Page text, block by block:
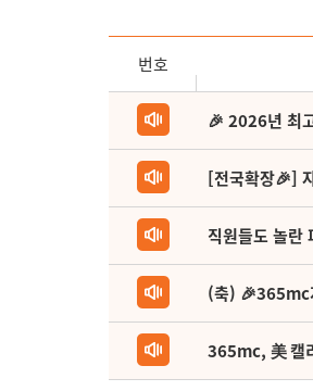
번호
🎉 2026년 최
[전국확장🎉]
직원들도 놀란
(축) 🎉365mc
365mc, 美 캘